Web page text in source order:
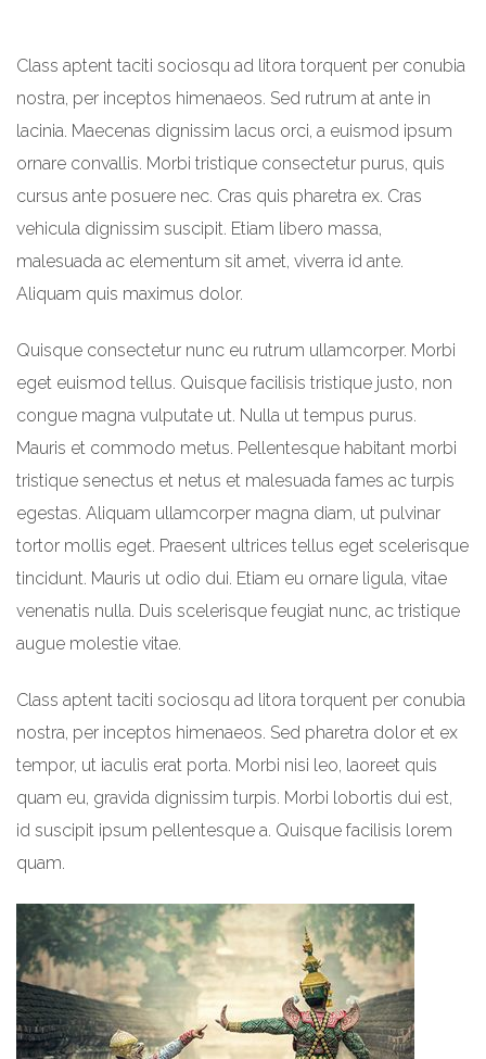
Class aptent taciti sociosqu ad litora torquent per conubia
nostra, per inceptos himenaeos. Sed rutrum at ante in
lacinia. Maecenas dignissim lacus orci, a euismod ipsum
ornare convallis. Morbi tristique consectetur purus, quis
cursus ante posuere nec. Cras quis pharetra ex. Cras
vehicula dignissim suscipit. Etiam libero massa,
malesuada ac elementum sit amet, viverra id ante.
Aliquam quis maximus dolor.
Quisque consectetur nunc eu rutrum ullamcorper. Morbi
eget euismod tellus. Quisque facilisis tristique justo, non
congue magna vulputate ut. Nulla ut tempus purus.
Mauris et commodo metus. Pellentesque habitant morbi
tristique senectus et netus et malesuada fames ac turpis
egestas. Aliquam ullamcorper magna diam, ut pulvinar
tortor mollis eget. Praesent ultrices tellus eget scelerisque
tincidunt. Mauris ut odio dui. Etiam eu ornare ligula, vitae
venenatis nulla. Duis scelerisque feugiat nunc, ac tristique
augue molestie vitae.
Class aptent taciti sociosqu ad litora torquent per conubia
nostra, per inceptos himenaeos. Sed pharetra dolor et ex
tempor, ut iaculis erat porta. Morbi nisi leo, laoreet quis
quam eu, gravida dignissim turpis. Morbi lobortis dui est,
id suscipit ipsum pellentesque a. Quisque facilisis lorem
quam.